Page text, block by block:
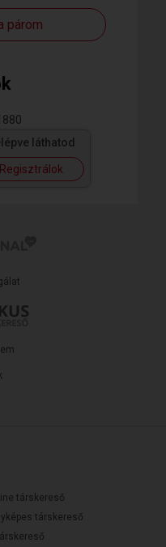
párom
láthatod
Regisztrálok
társkereső
társkereső